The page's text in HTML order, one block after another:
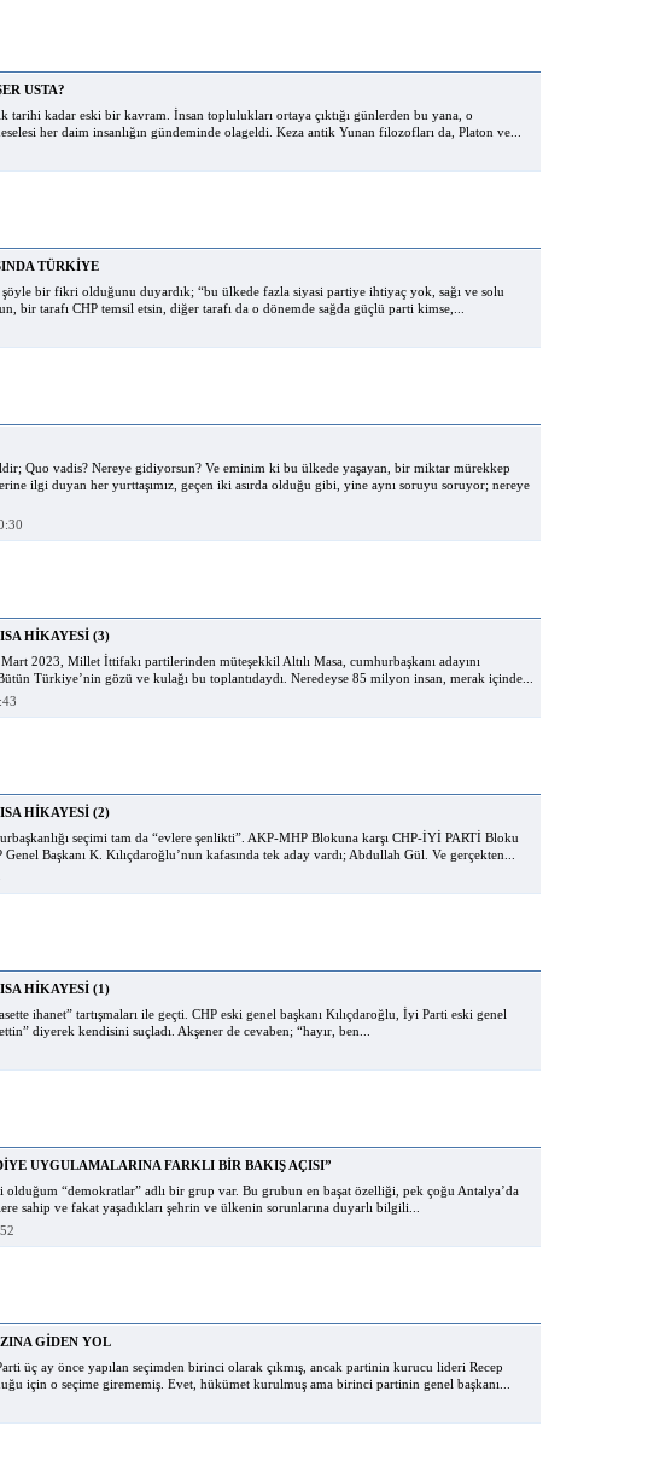
USTA?
tarihi kadar eski bir kavram. İnsan toplulukları ortaya çıktığı günlerden bu yana, o
her daim insanlığın gündeminde olageldi. Keza antik Yunan filozofları da, Platon ve...
TÜRKİYE
bir fikri olduğunu duyardık; “bu ülkede fazla siyasi partiye ihtiyaç yok, sağı ve solu
bir tarafı CHP temsil etsin, diğer tarafı da o dönemde sağda güçlü parti kimse,...
Quo vadis? Nereye gidiyorsun? Ve eminim ki bu ülkede yaşayan, bir miktar mürekkep
ilgi duyan her yurttaşımız, geçen iki asırda olduğu gibi, yine aynı soruyu soruyor; nereye
HİKAYESİ (3)
2023, Millet İttifakı partilerinden müteşekkil Altılı Masa, cumhurbaşkanı adayını
Türkiye’nin gözü ve kulağı bu toplantıdaydı. Neredeyse 85 milyon insan, merak içinde...
HİKAYESİ (2)
seçimi tam da “evlere şenlikti”. AKP-MHP Blokuna karşı CHP-İYİ PARTİ Bloku
Başkanı K. Kılıçdaroğlu’nun kafasında tek aday vardı; Abdullah Gül. Ve gerçekten...
HİKAYESİ (1)
ihanet” tartışmaları ile geçti. CHP eski genel başkanı Kılıçdaroğlu, İyi Parti eski genel
diyerek kendisini suçladı. Akşener de cevaben; “hayır, ben...
UYGULAMALARINA FARKLI BİR BAKIŞ AÇISI”
olduğum “demokratlar” adlı bir grup var. Bu grubun en başat özelliği, pek çoğu Antalya’da
sahip ve fakat yaşadıkları şehrin ve ülkenin sorunlarına duyarlı bilgili...
GİDEN YOL
üç ay önce yapılan seçimden birinci olarak çıkmış, ancak partinin kurucu lideri Recep
için o seçime girememiş. Evet, hükümet kurulmuş ama birinci partinin genel başkanı...